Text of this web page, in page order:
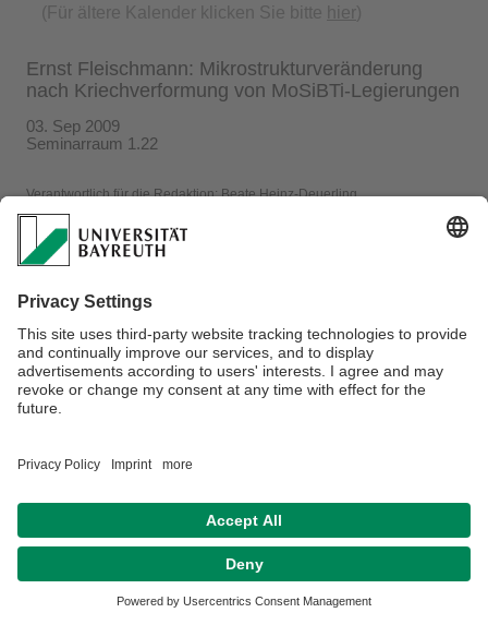
(Für ältere Kalender klicken Sie bitte hier)
Ernst Fleischmann: Mikrostrukturveränderung
nach Kriechverformung von MoSiBTi-Legierungen
03. Sep 2009
Seminarraum 1.22
Verantwortlich für die Redaktion:Beate Heinz-Deuerling
Datenschutzerklärung Impressum Hausordnung Sitemap
Kontakt
Barrierefreiheitserklärung